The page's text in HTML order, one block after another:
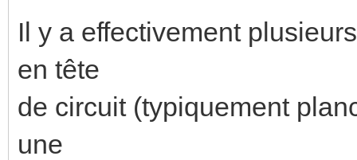
Il y a effectivement
en tête
de circuit (typiquement
une